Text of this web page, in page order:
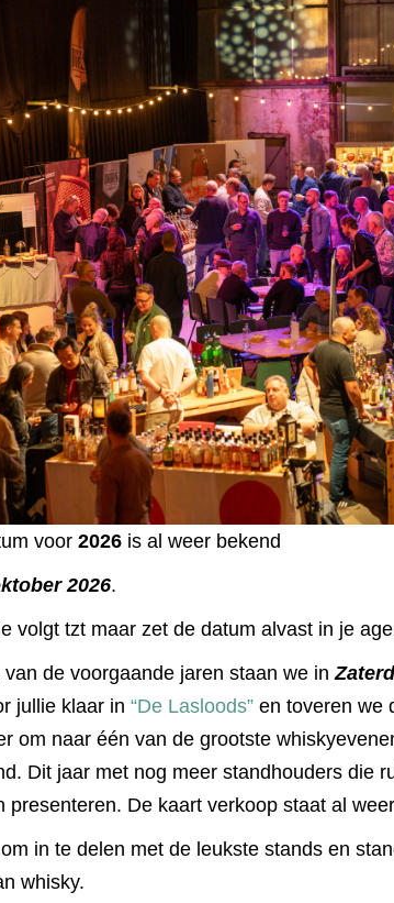
voor 2026 is al weer bekend
2026.
volgt tzt maar zet de datum alvast in je
van de voorgaande jaren staan we in
jullie klaar in “De Lasloods” en toveren we
om naar één van de grootste
Dit jaar met nog meer standhouders die
presenteren. De kaart verkoop staat al
in te delen met de leukste stands en
whisky.